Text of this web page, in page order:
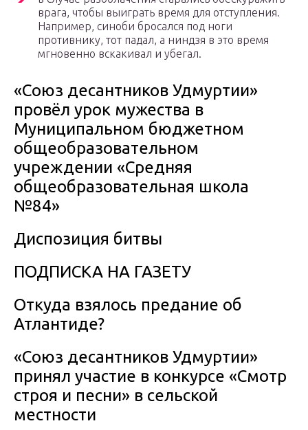
врага, чтобы выиграть время для отступления.
Например, синоби бросался под ноги
противнику, тот падал, а ниндзя в это время
мгновенно вскакивал и убегал.
«Союз десантников Удмуртии»
провёл урок мужества в
Муниципальном бюджетном
общеобразовательном
учреждении «Средняя
общеобразовательная школа
№84»
Диспозиция битвы
ПОДПИСКА НА ГАЗЕТУ
Откуда взялось предание об
Атлантиде?
«Союз десантников Удмуртии»
принял участие в конкурсе «Смотр
строя и песни» в сельской
местности